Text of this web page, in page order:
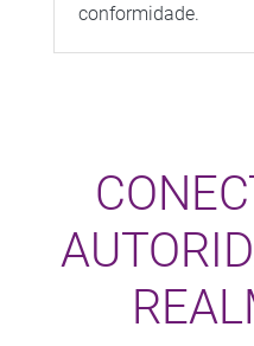
conformidade.